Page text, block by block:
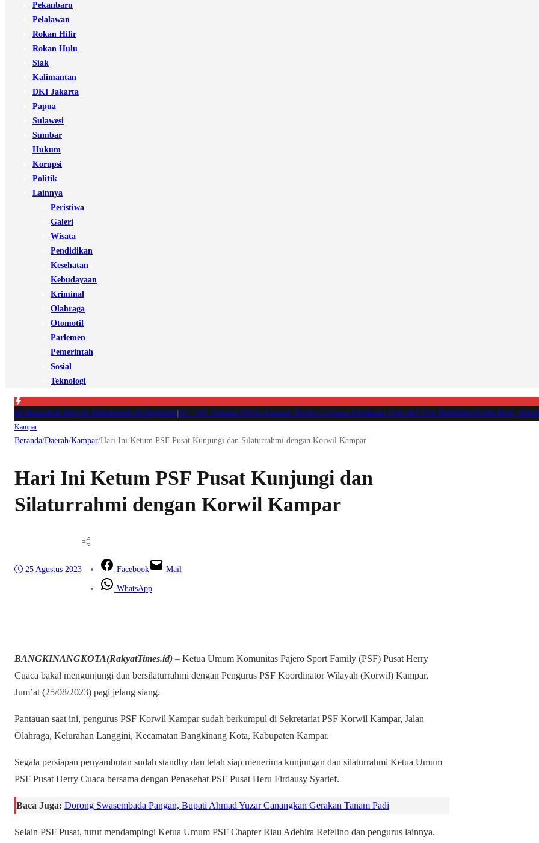
Pekanbaru
Pelalawan
Rokan Hilir
Rokan Hulu
Siak
Kalimantan
DKI Jakarta
Papua
Sulawesi
Sumbar
Hukum
Korupsi
Politik
Lainnya
Peristiwa
Galeri
Wisata
Pendidikan
Kesehatan
Kebudayaan
Kriminal
Olahraga
Otomotif
Parlemen
Pemerintah
Sosial
Teknologi
Basmallah Hasyim Muhammad Al-Baghdadi|#2 -101 Tahanan Polres Kampar Terima Layanan Kesehatan Gigi dari Tim Biddokkes Polda Riau,
Kampar
Beranda/Daerah/Kampar/Hari Ini Ketum PSF Pusat Kunjungi dan Silaturrahmi dengan Korwil Kampar
Hari Ini Ketum PSF Pusat Kunjungi dan
Silaturrahmi dengan Korwil Kampar
25 Agustus 2023 Facebook Mail
WhatsApp
BANGKINANGKOTA(RakyatTimes.id) – Ketua Umum Komunitas Pajero Sport Family (PSF) Pusat Herry
Cuaca bakal mengunjungi dan bersilaturrahmi dengan Pengurus PSF Koordinator Wilayah (Korwil) Kampar,
Jum’at (25/08/2023) pagi jelang siang.
Pantauan saat ini, pengurus PSF Korwil Kampar sudah berkumpul di Sekretariat PSF Korwil Kampar, Jalan
Olahraga, Kelurahan Langgini, Kecamatan Bangkinang Kota, Kabupaten Kampar.
Segala persiapan penyambutan sudah standby dan telah siap menerima kunjungan dan silaturrahmi Ketua Umum
PSF Pusat Herry Cuaca bersama dengan Penasehat PSF Pusat Heru Firdausy Syarief.
Baca Juga: Dorong Swasembada Pangan, Bupati Ahmad Yuzar Canangkan Gerakan Tanam Padi
Selain PSF Pusat, turut mendampingi Ketua Umum PSF Chapter Riau Adehira Refelino dan pengurus lainnya.